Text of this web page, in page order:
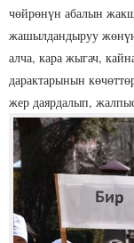
чөйрөнүн абалын
жашылдандыруу
алча, кара жыгач,
дарактарынын
жер даярдалып,